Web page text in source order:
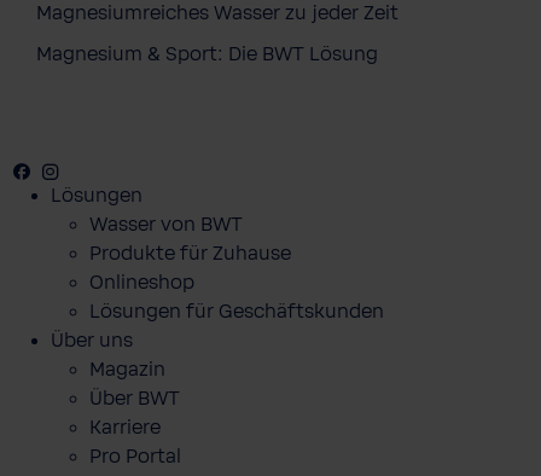
Magnesiumreiches Wasser zu jeder Zeit
Magnesium & Sport: Die BWT Lösung
Facebook
Youtube
Lösungen
Wasser von BWT
Produkte für Zuhause
Onlineshop
Lösungen für Geschäftskunden
Über uns
Magazin
Über BWT
Karriere
Pro Portal